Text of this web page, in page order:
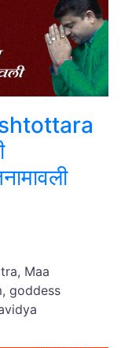
Maa
goddess